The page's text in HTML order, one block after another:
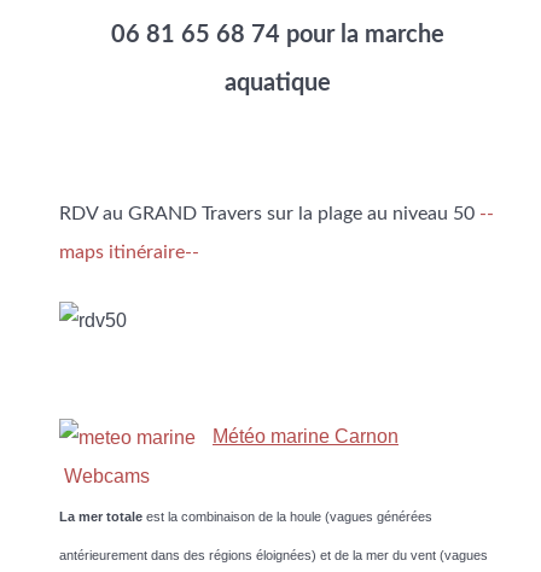
06 81 65 68 74 pour la marche
aquatique
RDV au GRAND Travers sur la plage au niveau 50 --
maps itinéraire--
Météo marine Carnon
Webcams
La mer totale est la combinaison de la houle (vagues générées
antérieurement dans des régions éloignées) et de la mer du vent (vagues